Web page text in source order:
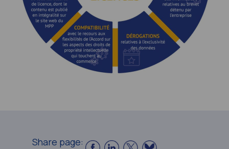
Share page: